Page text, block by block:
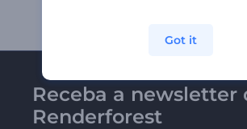
Receba a newsletter
Renderforest
Got it